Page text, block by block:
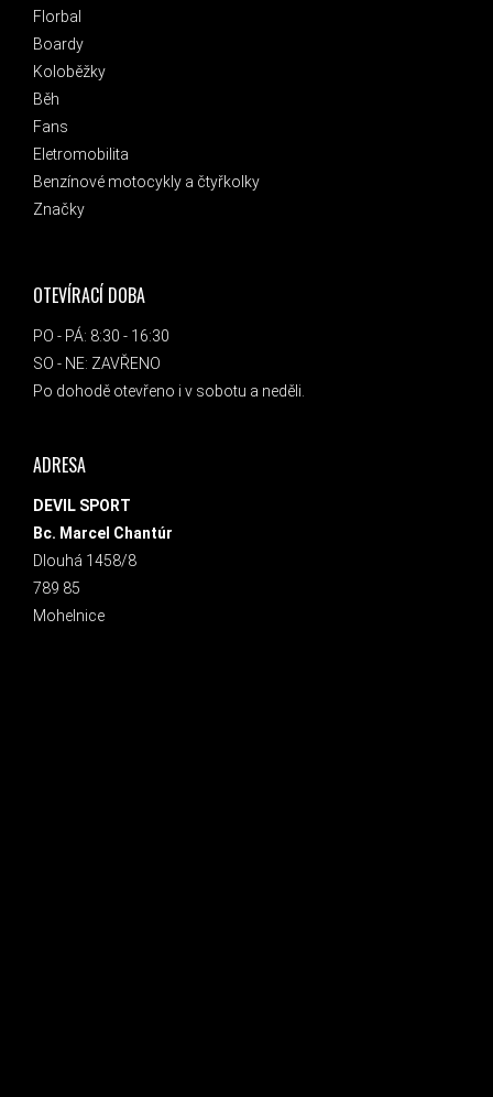
Florbal
Boardy
Koloběžky
Běh
Fans
Eletromobilita
Benzínové motocykly a čtyřkolky
Značky
OTEVÍRACÍ DOBA
PO - PÁ: 8:30 - 16:30
SO - NE: ZAVŘENO
Po dohodě otevřeno i v sobotu a neděli.
ADRESA
DEVIL SPORT
Bc. Marcel Chantúr
Dlouhá 1458/8
789 85
Mohelnice